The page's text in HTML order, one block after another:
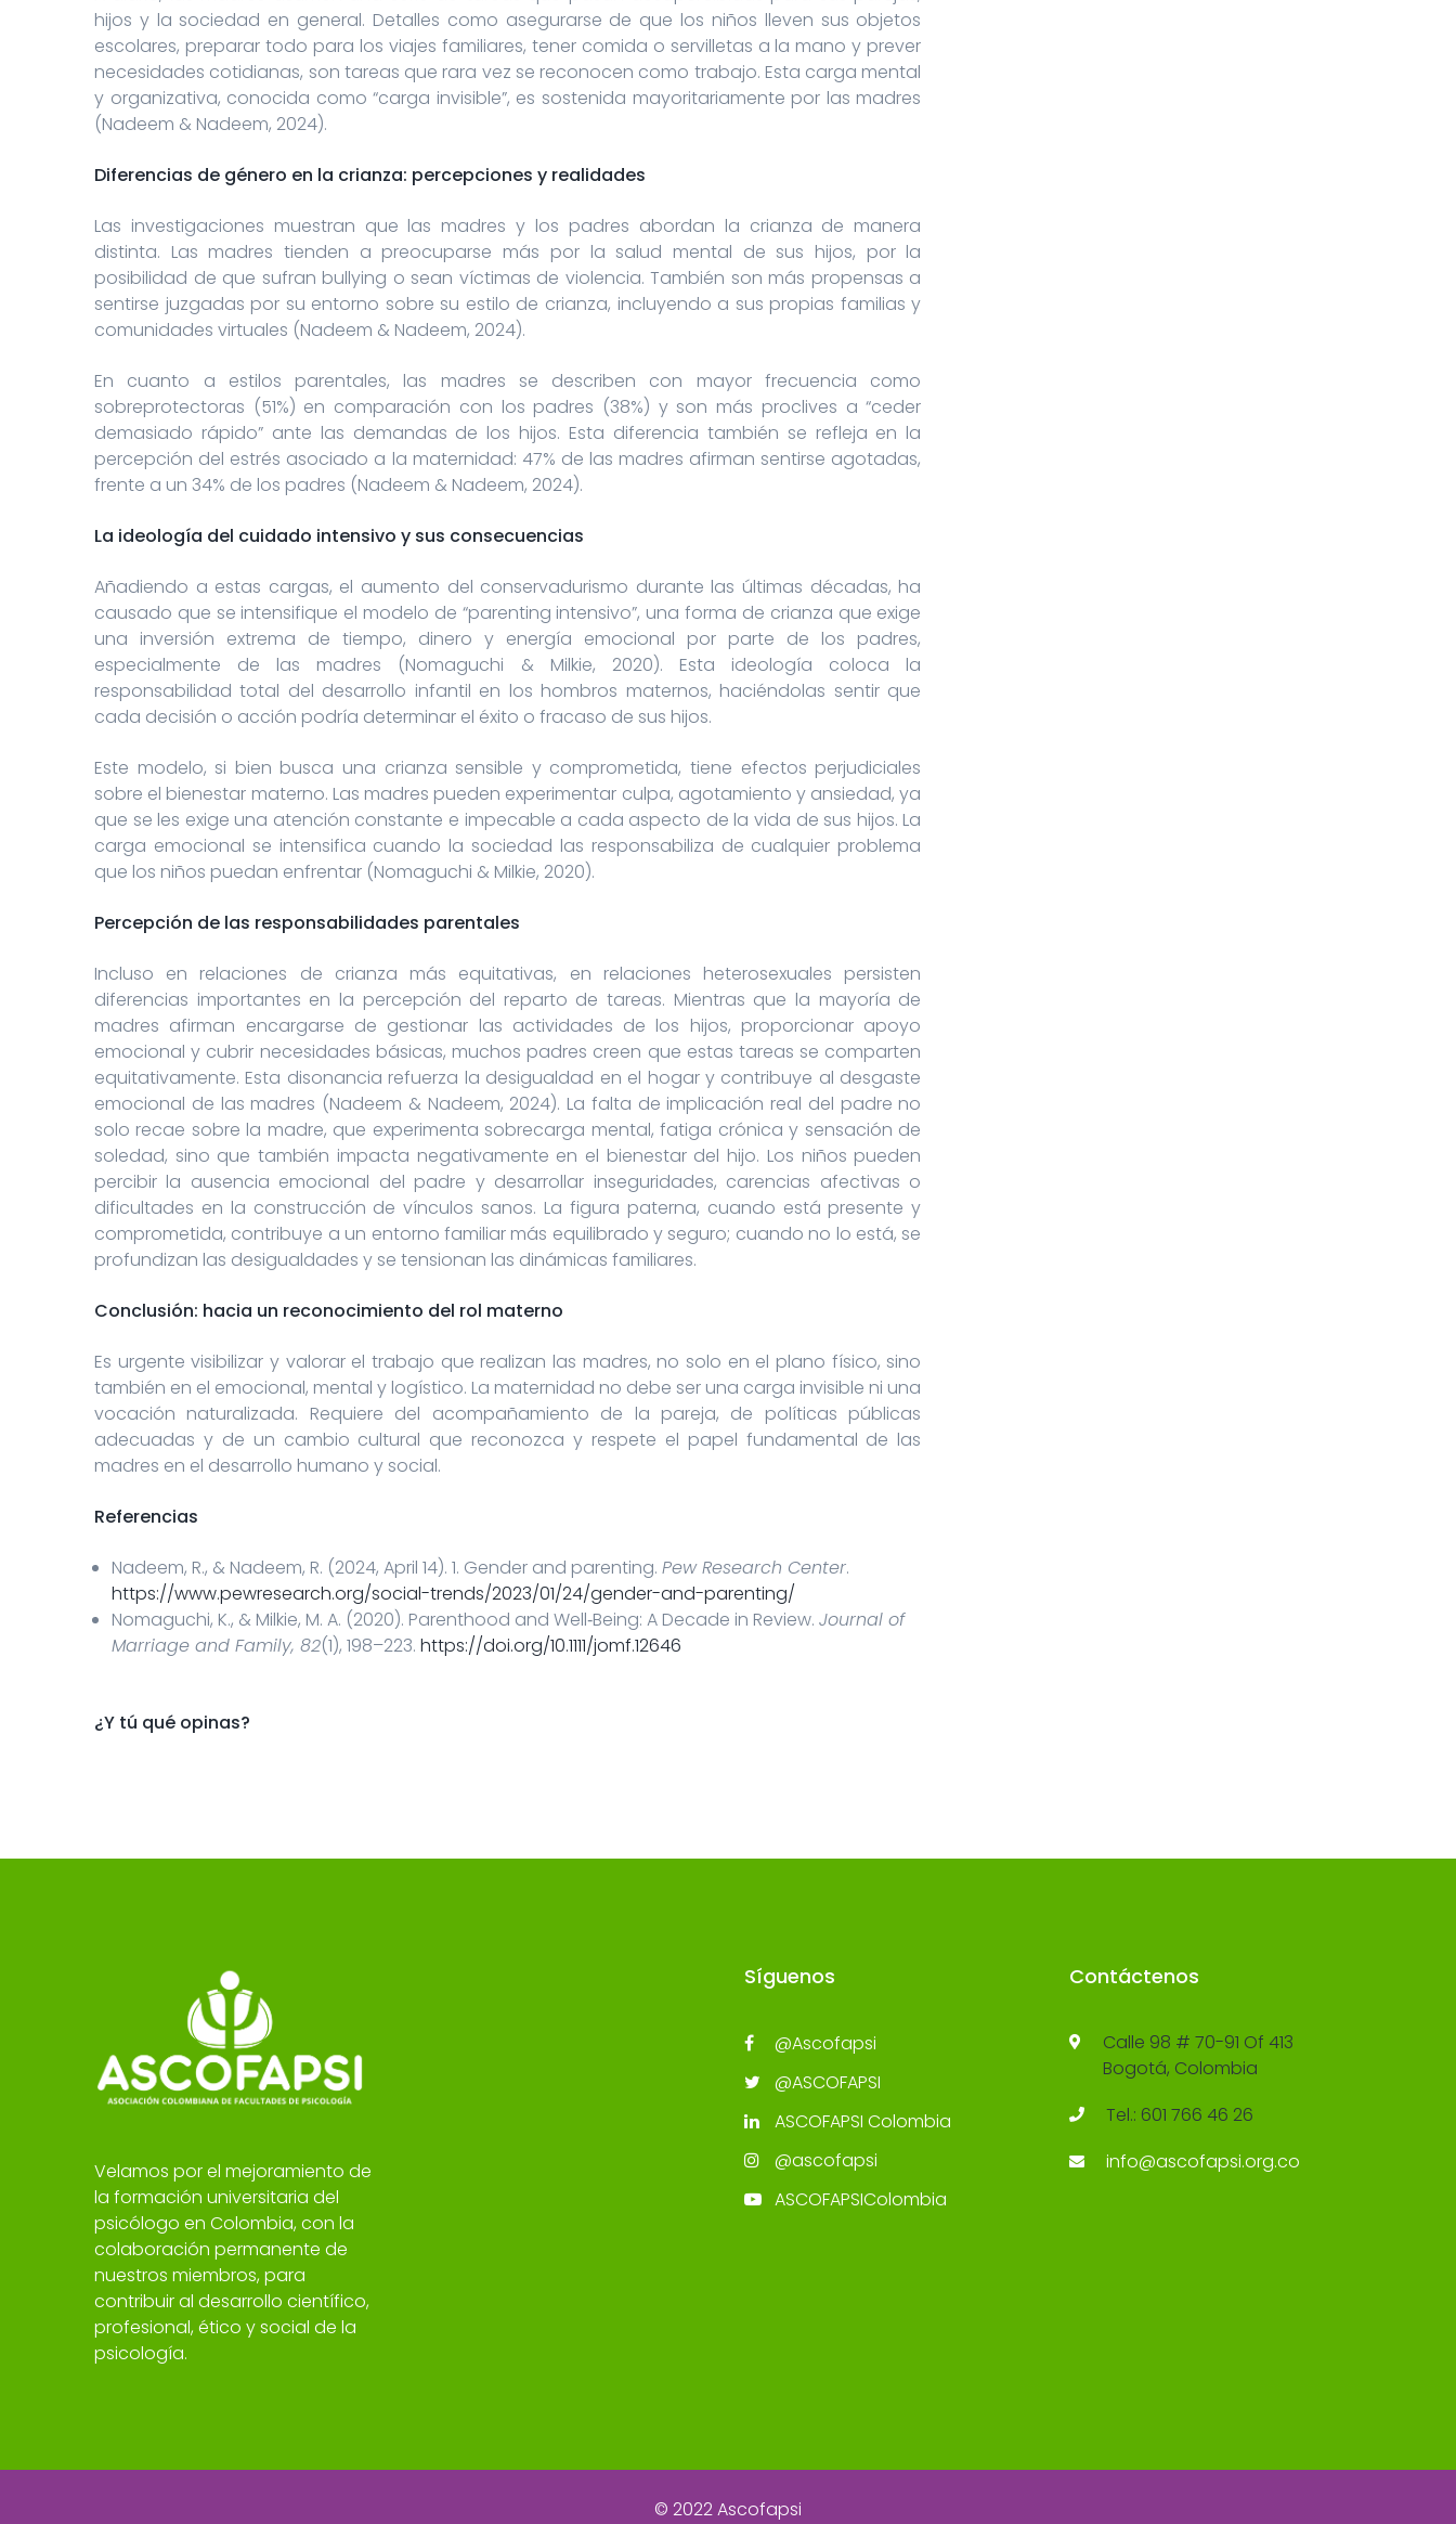
hijos y la sociedad en general. Detalles como asegurarse de que los niños lleven sus objetos
escolares, preparar todo para los viajes familiares, tener comida o servilletas a la mano y prever
necesidades cotidianas, son tareas que rara vez se reconocen como trabajo. Esta carga mental
y organizativa, conocida como “carga invisible”, es sostenida mayoritariamente por las madres
(Nadeem & Nadeem, 2024).
Diferencias de género en la crianza: percepciones y realidades
Las investigaciones muestran que las madres y los padres abordan la crianza de manera
distinta. Las madres tienden a preocuparse más por la salud mental de sus hijos, por la
posibilidad de que sufran bullying o sean víctimas de violencia. También son más propensas a
sentirse juzgadas por su entorno sobre su estilo de crianza, incluyendo a sus propias familias y
comunidades virtuales (Nadeem & Nadeem, 2024).
En cuanto a estilos parentales, las madres se describen con mayor frecuencia como
sobreprotectoras (51%) en comparación con los padres (38%) y son más proclives a “ceder
demasiado rápido” ante las demandas de los hijos. Esta diferencia también se refleja en la
percepción del estrés asociado a la maternidad: 47% de las madres afirman sentirse agotadas,
frente a un 34% de los padres (Nadeem & Nadeem, 2024).
La ideología del cuidado intensivo y sus consecuencias
Añadiendo a estas cargas, el aumento del conservadurismo durante las últimas décadas, ha
causado que se intensifique el modelo de “parenting intensivo”, una forma de crianza que exige
una inversión extrema de tiempo, dinero y energía emocional por parte de los padres,
especialmente de las madres (Nomaguchi & Milkie, 2020). Esta ideología coloca la
responsabilidad total del desarrollo infantil en los hombros maternos, haciéndolas sentir que
cada decisión o acción podría determinar el éxito o fracaso de sus hijos.
Este modelo, si bien busca una crianza sensible y comprometida, tiene efectos perjudiciales
sobre el bienestar materno. Las madres pueden experimentar culpa, agotamiento y ansiedad, ya
que se les exige una atención constante e impecable a cada aspecto de la vida de sus hijos. La
carga emocional se intensifica cuando la sociedad las responsabiliza de cualquier problema
que los niños puedan enfrentar (Nomaguchi & Milkie, 2020).
Percepción de las responsabilidades parentales
Incluso en relaciones de crianza más equitativas, en relaciones heterosexuales persisten
diferencias importantes en la percepción del reparto de tareas. Mientras que la mayoría de
madres afirman encargarse de gestionar las actividades de los hijos, proporcionar apoyo
emocional y cubrir necesidades básicas, muchos padres creen que estas tareas se comparten
equitativamente. Esta disonancia refuerza la desigualdad en el hogar y contribuye al desgaste
emocional de las madres (Nadeem & Nadeem, 2024). La falta de implicación real del padre no
solo recae sobre la madre, que experimenta sobrecarga mental, fatiga crónica y sensación de
soledad, sino que también impacta negativamente en el bienestar del hijo. Los niños pueden
percibir la ausencia emocional del padre y desarrollar inseguridades, carencias afectivas o
dificultades en la construcción de vínculos sanos. La figura paterna, cuando está presente y
comprometida, contribuye a un entorno familiar más equilibrado y seguro; cuando no lo está, se
profundizan las desigualdades y se tensionan las dinámicas familiares.
Conclusión: hacia un reconocimiento del rol materno
Es urgente visibilizar y valorar el trabajo que realizan las madres, no solo en el plano físico, sino
también en el emocional, mental y logístico. La maternidad no debe ser una carga invisible ni una
vocación naturalizada. Requiere del acompañamiento de la pareja, de políticas públicas
adecuadas y de un cambio cultural que reconozca y respete el papel fundamental de las
madres en el desarrollo humano y social.
Referencias
Nadeem, R., & Nadeem, R. (2024, April 14). 1. Gender and parenting. Pew Research Center.
https://www.pewresearch.org/social-trends/2023/01/24/gender-and-parenting/
Nomaguchi, K., & Milkie, M. A. (2020). Parenthood and Well‐Being: A Decade in Review. Journal of
Marriage and Family, 82(1), 198–223. https://doi.org/10.1111/jomf.12646
¿Y tú qué opinas?
Velamos por el mejoramiento de
la formación universitaria del
psicólogo en Colombia, con la
colaboración permanente de
nuestros miembros, para
contribuir al desarrollo científico,
profesional, ético y social de la
psicología.
Síguenos
@Ascofapsi
@ASCOFAPSI
ASCOFAPSI Colombia
@ascofapsi
ASCOFAPSIColombia
Contáctenos
Calle 98 # 70-91 Of 413
Bogotá, Colombia
Tel.: 601 766 46 26
info@ascofapsi.org.co
© 2022 Ascofapsi